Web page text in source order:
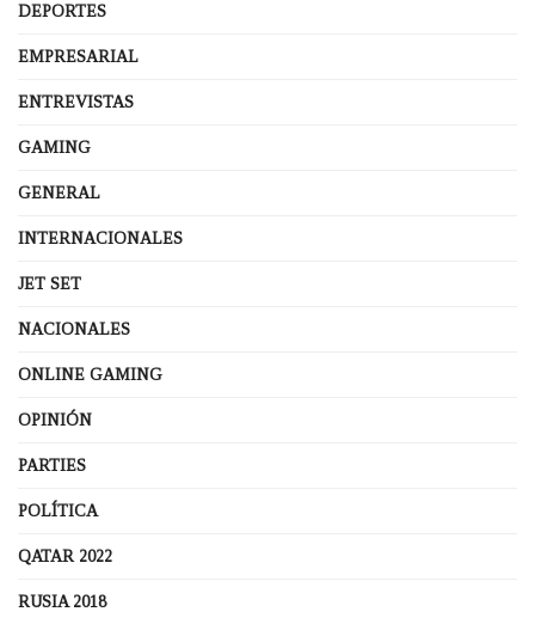
DEPORTES
EMPRESARIAL
ENTREVISTAS
GAMING
GENERAL
INTERNACIONALES
JET SET
NACIONALES
ONLINE GAMING
OPINIÓN
PARTIES
POLÍTICA
QATAR 2022
RUSIA 2018